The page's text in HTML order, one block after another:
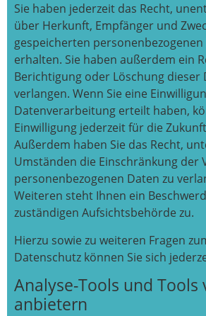
Sie haben jederzeit das Recht,
über Herkunft, Empfänger und
gespeicherten personenbezogenen
erhalten. Sie haben außerdem ein
Berichtigung oder Löschung dieser
verlangen. Wenn Sie eine
Datenverarbeitung erteilt haben,
Einwilligung jederzeit für die
Außerdem haben Sie das Recht,
Umständen die Einschränkung der
personenbezogenen Daten zu
Weiteren steht Ihnen ein
zuständigen Aufsichtsbehörde zu.
Hierzu sowie zu weiteren Fragen
Datenschutz können Sie sich
Analyse-Tools und
anbietern